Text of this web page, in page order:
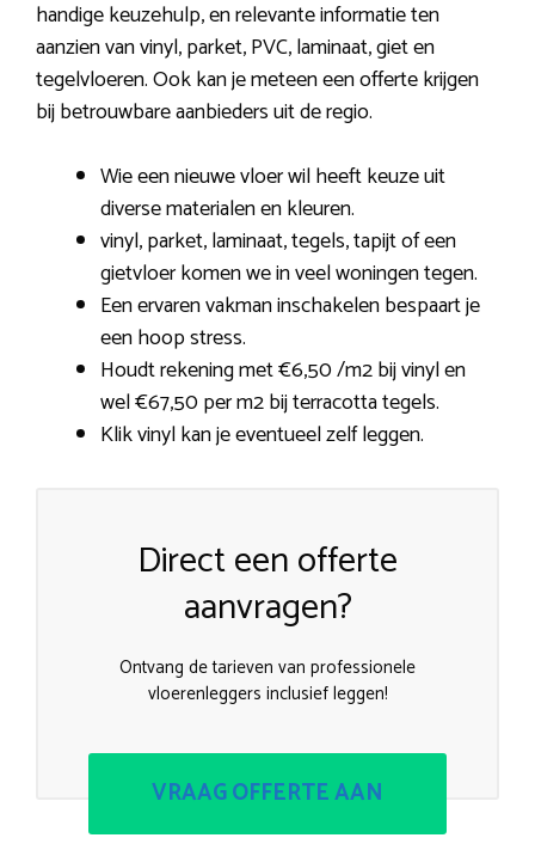
handige keuzehulp, en relevante informatie ten
aanzien van vinyl, parket, PVC, laminaat, giet en
tegelvloeren. Ook kan je meteen een offerte krijgen
bij betrouwbare aanbieders uit de regio.
Wie een nieuwe vloer wil heeft keuze uit
diverse materialen en kleuren.
vinyl, parket, laminaat, tegels, tapijt of een
gietvloer komen we in veel woningen tegen.
Een ervaren vakman inschakelen bespaart je
een hoop stress.
Houdt rekening met €6,50 /m2 bij vinyl en
wel €67,50 per m2 bij terracotta tegels.
Klik vinyl kan je eventueel zelf leggen.
Direct een offerte
aanvragen?
Ontvang de tarieven van professionele
vloerenleggers inclusief leggen!
VRAAG OFFERTE AAN